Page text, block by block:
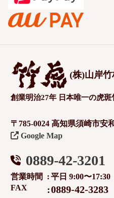
(株)山岸竹
創業明治27年 日本唯一の虎斑
〒785-0024 高知県須崎市安
Google Map
0889-42-3201
営業時間
平日 9:00〜17:30
FAX
0889-42-3283